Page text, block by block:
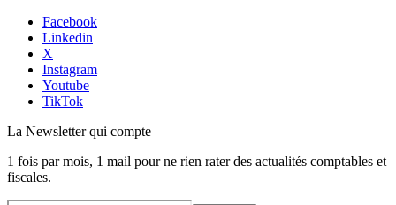
Facebook
Linkedin
X
Instagram
Youtube
TikTok
La Newsletterqui compte
1 fois par mois, 1 mail pour ne rien rater des actualités comptables et
fiscales.